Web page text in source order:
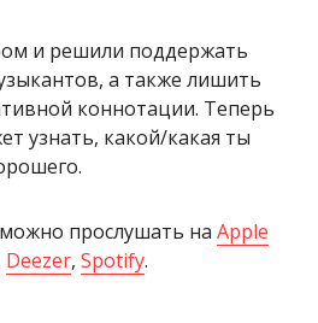
и решили поддержать
а также лишить
коннотации. Теперь
узнать, какой/какая ты
прослушать на Apple
Deezer, Spotify.